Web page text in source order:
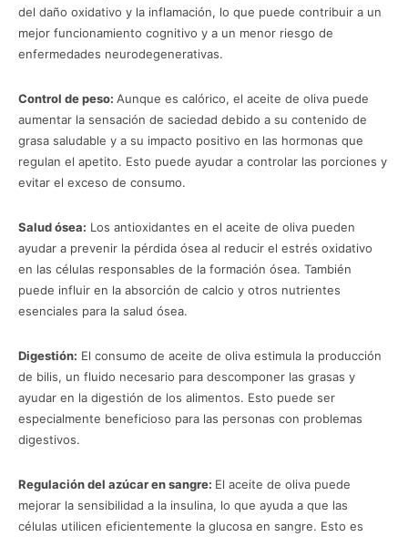
del daño oxidativo y la inflamación, lo que puede contribuir a un
mejor funcionamiento cognitivo y a un menor riesgo de
enfermedades neurodegenerativas.
Control de peso: Aunque es calórico, el aceite de oliva puede
aumentar la sensación de saciedad debido a su contenido de
grasa saludable y a su impacto positivo en las hormonas que
regulan el apetito. Esto puede ayudar a controlar las porciones y
evitar el exceso de consumo.
Salud ósea: Los antioxidantes en el aceite de oliva pueden
ayudar a prevenir la pérdida ósea al reducir el estrés oxidativo
en las células responsables de la formación ósea. También
puede influir en la absorción de calcio y otros nutrientes
esenciales para la salud ósea.
Digestión: El consumo de aceite de oliva estimula la producción
de bilis, un fluido necesario para descomponer las grasas y
ayudar en la digestión de los alimentos. Esto puede ser
especialmente beneficioso para las personas con problemas
digestivos.
Regulación del azúcar en sangre: El aceite de oliva puede
mejorar la sensibilidad a la insulina, lo que ayuda a que las
células utilicen eficientemente la glucosa en sangre. Esto es